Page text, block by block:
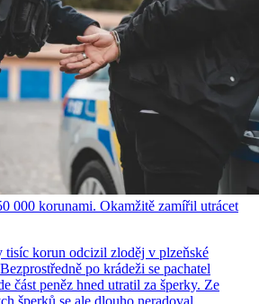
000 korunami. Okamžitě zamířil utrácet
tisíc korun odcizil zloděj v plzeňské
po krádeži se pachatel
část peněz hned utratil za šperky. Ze